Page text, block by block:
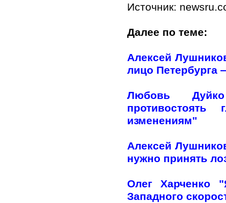
Источник:
Далее по теме:
Алексей
лицо Петербурга
Любовь
противостоять
изменениям"
Алексей
нужно принять
Олег Харченко
Западного